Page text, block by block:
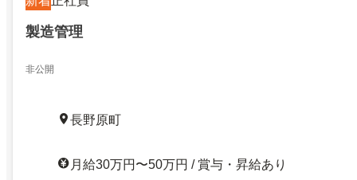
製造管理
非公開
長野原町
月給30万円〜50万円 / 賞与・昇給あり